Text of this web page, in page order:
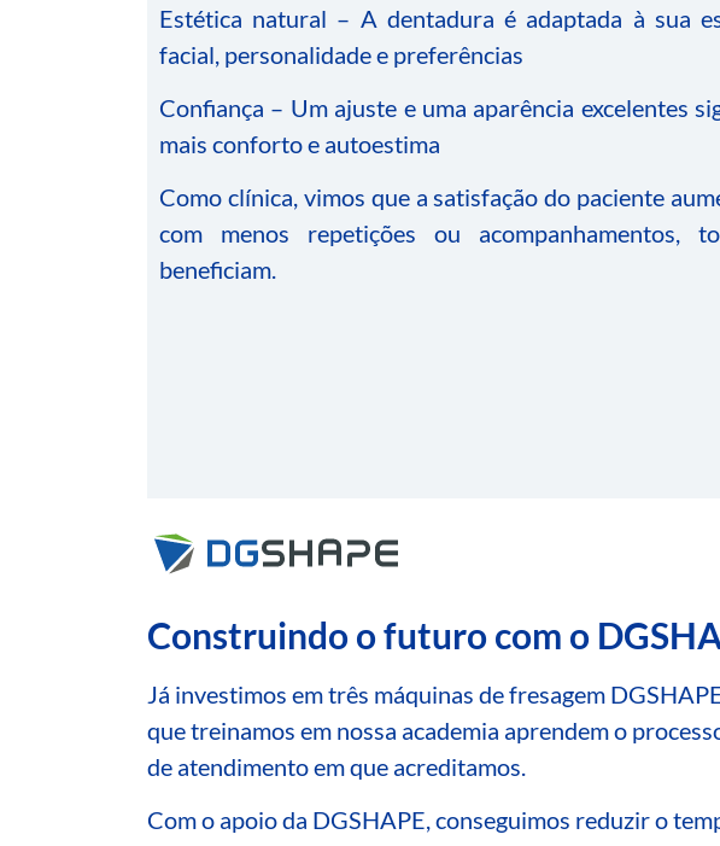
Estética natural – A dentadura é adaptada à sua
facial, personalidade e preferências
Confiança – Um ajuste e uma aparência excelentes
mais conforto e autoestima
Como clínica, vimos que a satisfação do paciente
com menos repetições ou acompanhamentos,
beneficiam.
Construindo o futuro com o
Já investimos em três máquinas de fresagem
que treinamos em nossa academia aprendem o
de atendimento em que acreditamos.
Com o apoio da DGSHAPE, conseguimos reduzir o